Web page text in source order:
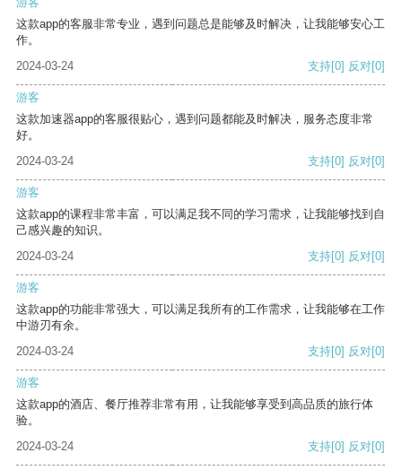
这款app的客服非常专业，遇到问题总是能够及时解决，让我能够安心工
作。
2024-03-24
支持[0] 反对[0]
游客
这款加速器app的客服很贴心，遇到问题都能及时解决，服务态度非常
好。
2024-03-24
支持[0] 反对[0]
游客
这款app的课程非常丰富，可以满足我不同的学习需求，让我能够找到自
己感兴趣的知识。
2024-03-24
支持[0] 反对[0]
游客
这款app的功能非常强大，可以满足我所有的工作需求，让我能够在工作
中游刃有余。
2024-03-24
支持[0] 反对[0]
游客
这款app的酒店、餐厅推荐非常有用，让我能够享受到高品质的旅行体
验。
2024-03-24
支持[0] 反对[0]